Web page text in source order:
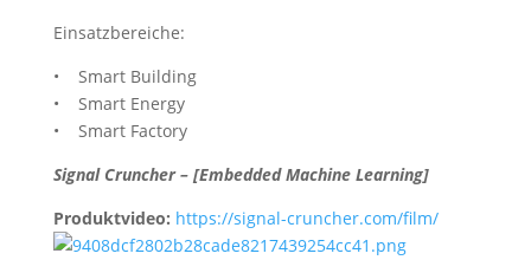
Einsatzbereiche:
• Smart Building
• Smart Energy
• Smart Factory
Signal Cruncher – [Embedded Machine Learning]
Produktvideo: https://signal-cruncher.com/film/